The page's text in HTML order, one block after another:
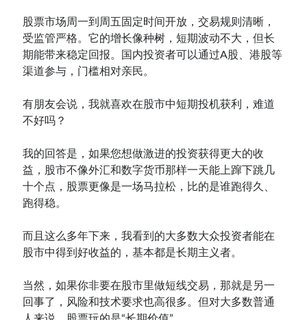
股票市场周一到周五固定时间开放，交易规则清晰，
受监管严格。它的增长像种树，短期波动不大，但长
期能带来稳定回报。国内投资者可以通过A股、港股等
渠道参与，门槛相对亲民。
有朋友会说，我就喜欢在股市中短期投机获利，难道
不好吗？
我的回答是，如果您想做激进的投资获得更大的收
益，股市不像外汇和数字货币那样一天能上蹿下跳几
十个点，股票更像是一场马拉松，比的是谁跑得久、
跑得稳。
而且这么多年下来，我看到的大多数大众投资者能在
股市中得到好收益的，基本都是长期主义者。
当然，如果你非要在股市里做短线交易，那就是另一
回事了，风险和技术要求也高很多。但对大多数普通